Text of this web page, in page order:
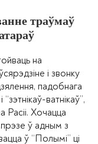
траўмаў
на
і звонку
падобнага
ватнікаў”,
Расіі. Хочацца
ў адным з
ў “Полымі” ці